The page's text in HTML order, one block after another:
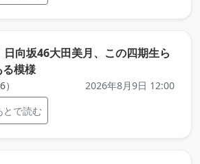
日向坂46大田美月、この四期生ら
る模様（元記事を新しいタブで開きま
2026年8月9日 12:00
とで読む